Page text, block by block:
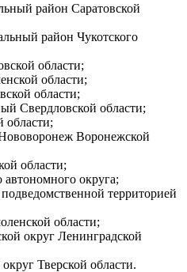
район Саратовской
район Чукотского
области;
области;
области;
Свердловской области;
области;
Воронежской
области;
автономного округа;
территорией
области;
округ Ленинградской
Тверской области.